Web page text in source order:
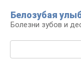
контенту
Белозубая
Болезни зубов и